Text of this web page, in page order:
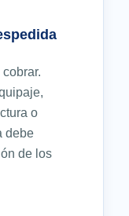
o
debe
de los